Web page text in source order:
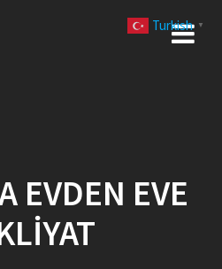
EVDEN EVE
Turkish ▼